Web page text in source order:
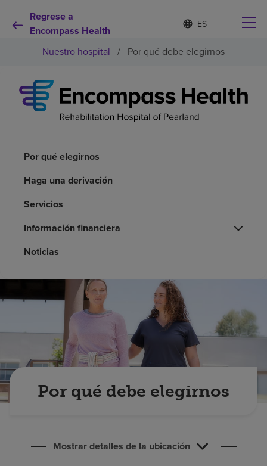
Regrese a
Encompass Health
Lista
de
idiomas
contraída
d
o
s
e
e
Por qué debe elegirnos
Recursos de salud
Pagar mi factura
Nuestro hospital / Por qué debe elegirnos
Por qué elegirnos
Haga una derivación
Servicios
Información financiera
Noticias
Por qué debe elegirnos
Mostrar detalles de la ubicación